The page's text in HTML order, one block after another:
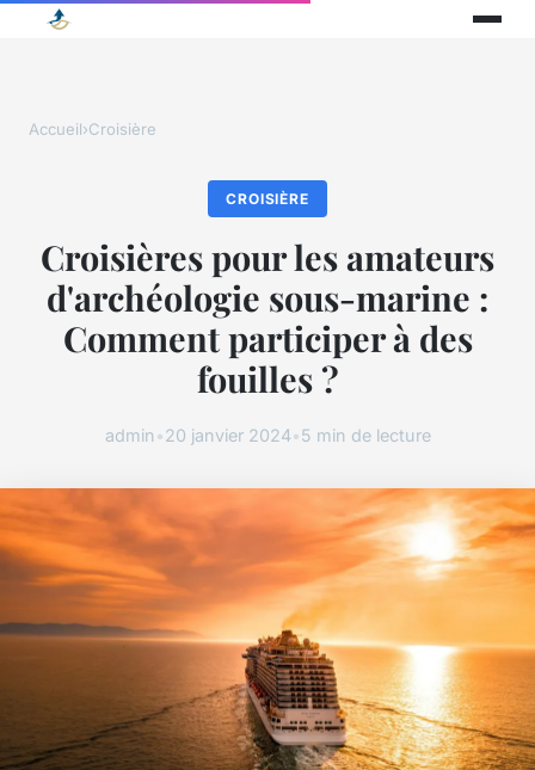
Accueil›Croisière
CROISIÈRE
Croisières pour les amateurs
d'archéologie sous-marine :
Comment participer à des
fouilles ?
admin•20 janvier 2024•5 min de lecture